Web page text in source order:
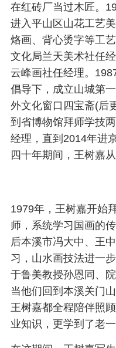
在红砖厂当过木匠。
进入平山区山花工艺
烙画、背心烫字等工
文化局兰天美术社任
云峰画社任经理。
倡导下，成立山城第
外文化窗口四宝斋(后
到省博物馆拜师学技
经理，直到2014年进
四十年期间，王树嘉
1979年，王树嘉开始
师，系统学习国画的
后本溪市冯大中、王
习，山水画技法进一
于鲁美教授孙恩同、
当他们回到本溪关门
王树嘉都全程陪伴照
业知识，更学到了老